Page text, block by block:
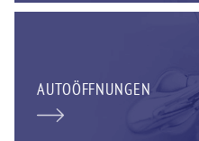
AUTOÖFFNUNGEN